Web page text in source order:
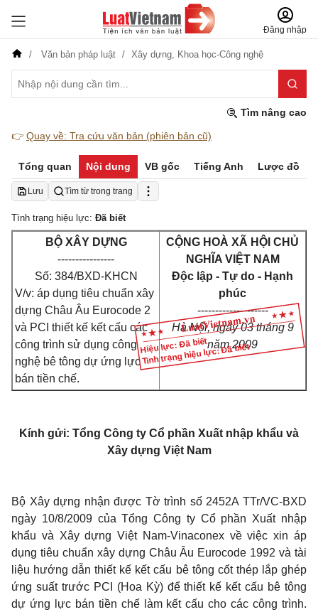
Đăng nhập
Văn bản pháp luật Xây dựng, Khoa học-Công nghệ
Tìm nâng cao
👉 Quay về: Tra cứu văn bản (phiên bản cũ)
Tổng quan Nội dung VB gốc Tiếng Anh Lược đồ
Lưu Tìm từ trong trang
Tình trạng hiệu lực: Đã biết
Hiệu lực: Đã biết
Tình trạng hiệu lực: Đã biết
BỘ XÂY DỰNG
----------------
Số: 384/BXD-KHCN
V/v: áp dụng tiêu chuẩn xây
dựng Châu Âu Eurocode 2
và PCI thiết kế kết cấu các
công trình sử dụng công
nghệ bê tông dự ứng lực
bán tiền chế.
CỘNG HOÀ XÃ HỘI CHỦ
NGHĨA VIỆT NAM
Độc lập - Tự do - Hạnh
phúc
--------------------
Hà Nội, ngày 03 tháng 9
năm 2009
Kính gửi: Tổng Công ty Cổ phần Xuất nhập khẩu và
Xây dựng Việt Nam
Bộ Xây dựng nhận được Tờ trình số 2452A TTr/VC-BXD
ngày 10/8/2009 của Tổng Công ty Cổ phần Xuất nhập
khẩu và Xây dựng Việt Nam-Vinaconex về việc xin áp
dụng tiêu chuẩn xây dựng Châu Âu Eurocode 1992 và tài
liệu hướng dẫn thiết kế kết cấu bê tông cốt thép lắp ghép
ứng suất trước PCI (Hoa Kỳ) để thiết kế kết cấu bê tông
dự ứng lực bán tiền chế làm kết cấu cho các công trình.